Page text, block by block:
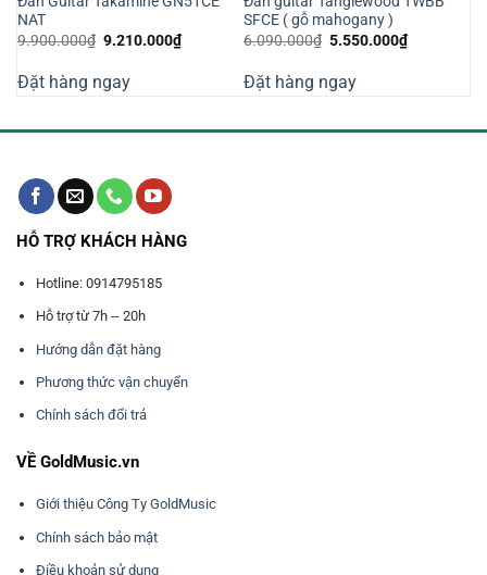
NAT
9.900.000₫ Giá
9.900.000₫.
9.210.000₫Giá
hiện
9.210.000₫.
Đặt hàng ngay
SFCE ( gỗ mahogany )
6.090.000₫ Giá
6.090.000₫.
5.550.000₫Giá
hiện
Đặt hàng ngay
HỖ TRỢ KHÁCH HÀNG
Hotline: 0914795185
Hỗ trợ từ 7h -- 20h
Hướng dẫn đặt hàng
Phương thức vận chuyển
Chính sách đổi trả
VỀ GoldMusic.vn
Giới thiệu Công Ty GoldMusic
Chính sách bảo mật
Điều khoản sử dụng